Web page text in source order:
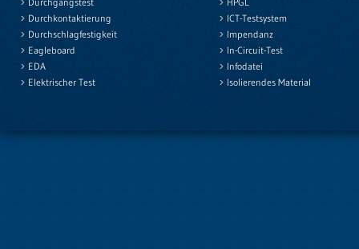
Durchkontaktierung
Durchschlagfestigkeit
Eagleboard
EDA
Elektrischer Test
ICT-Testsystem
Impendanz
In-Circuit-Test
Infodatei
Isolierendes Material